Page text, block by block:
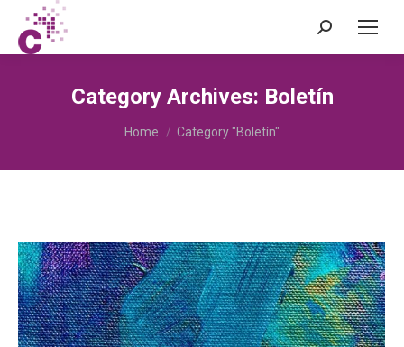
Search:
Category Archives: Boletín
Home Category "Boletín"